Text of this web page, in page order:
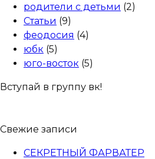
родители с детьми (2)
Статьи (9)
феодосия (4)
юбк (5)
юго-восток (5)
Вступай в группу вк!
Свежие записи
СЕКРЕТНЫЙ ФАРВАТЕР